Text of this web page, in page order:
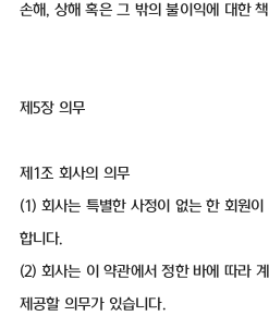
손해, 상해 혹은 그 밖의 불이익에 대한
제5장 의무
제1조 회사의 의무
(1) 회사는 특별한 사정이 없는 한 회원
합니다.
(2) 회사는 이 약관에서 정한 바에 따라
제공할 의무가 있습니다.